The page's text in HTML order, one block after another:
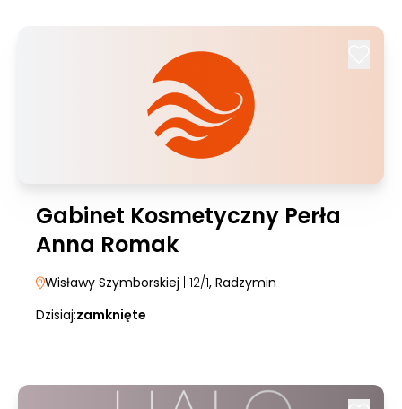
Gabinet Kosmetyczny Perła
Anna Romak
Wisławy Szymborskiej | 12/1, Radzymin
Dzisiaj:zamknięte